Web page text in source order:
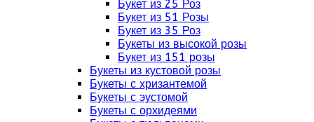
Букет из 25 Роз
Букет из 51 Розы
Букет из 35 Роз
Букеты из высокой розы
Букет из 151 розы
Букеты из кустовой розы
Букеты с хризантемой
Букеты с эустомой
Букеты с орхидеями